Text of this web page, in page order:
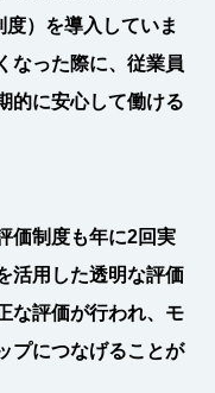
度）を導入していま
なった際に、従業員
的に安心して働ける
価制度も年に2回実
活用した透明な評価
な評価が行われ、モ
プにつなげることが